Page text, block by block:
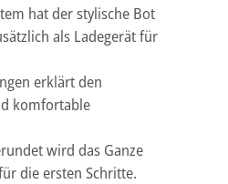
hat der stylische Bot
als Ladegerät für
erklärt den
komfortable
wird das Ganze
die ersten Schritte.